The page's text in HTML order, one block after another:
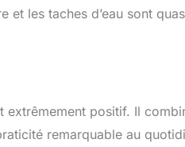
et les taches d’eau sont
extrêmement positif. Il
remarquable au